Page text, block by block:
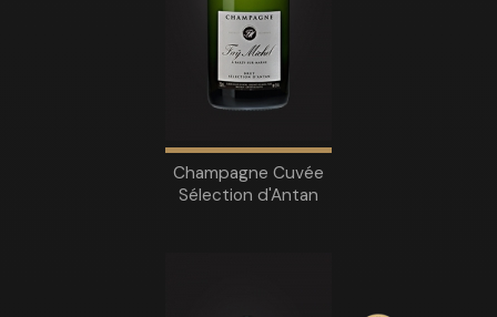
Champagne Cuvée
Sélection d'Antan